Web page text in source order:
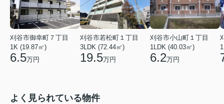
刈谷市御幸町７丁目
1K (19.87㎡)
6.5万円
刈谷市若松町１丁目
3LDK (72.44㎡)
19.5万円
刈谷市小山町１丁目
1LDK (40.03㎡)
6.2万円
よく見られている物件